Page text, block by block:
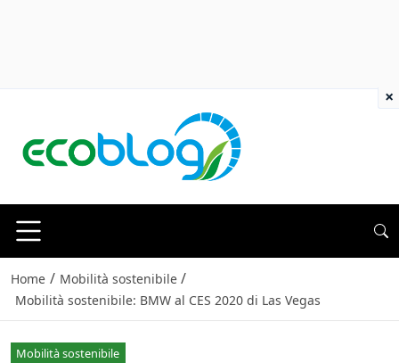
Home / Mobilità sostenibile /
Mobilità sostenibile: BMW al CES 2020 di Las Vegas
Mobilità sostenibile
×